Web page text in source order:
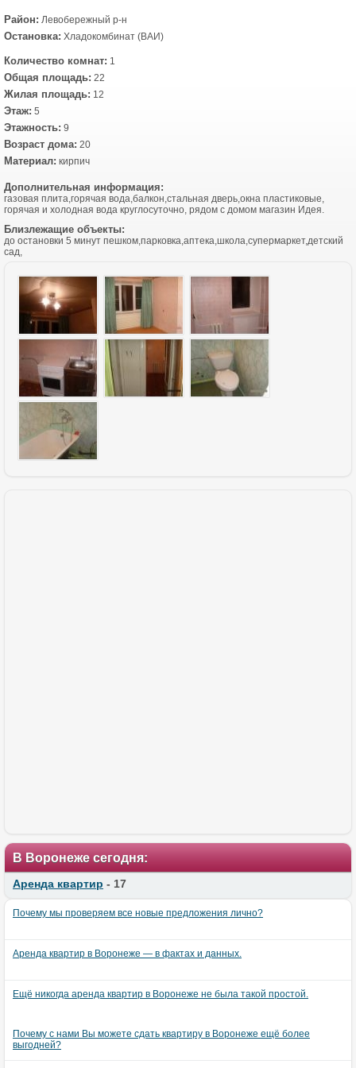
Район: Левобережный р-н
Остановка: Хладокомбинат (ВАИ)
Количество комнат: 1
Общая площадь: 22
Жилая площадь: 12
Этаж: 5
Этажность: 9
Возраст дома: 20
Материал: кирпич
Дополнительная информация:
газовая плита,горячая вода,балкон,стальная дверь,окна пластиковые,
горячая и холодная вода круглосуточно, рядом с домом магазин Идея.
Близлежащие объекты:
до остановки 5 минут пешком,парковка,аптека,школа,супермаркет,детский
сад,
В Воронеже сегодня:
Аренда квартир - 17
Почему мы проверяем все новые предложения лично?
Аренда квартир в Воронеже — в фактах и данных.
Ещё никогда аренда квартир в Воронеже не была такой простой.
Почему с нами Вы можете сдать квартиру в Воронеже ещё более
выгодней?